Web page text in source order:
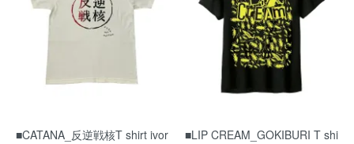
■CATANA_反逆戦核T shirt ivor
■LIP CREAM_GOKIBURI T shi